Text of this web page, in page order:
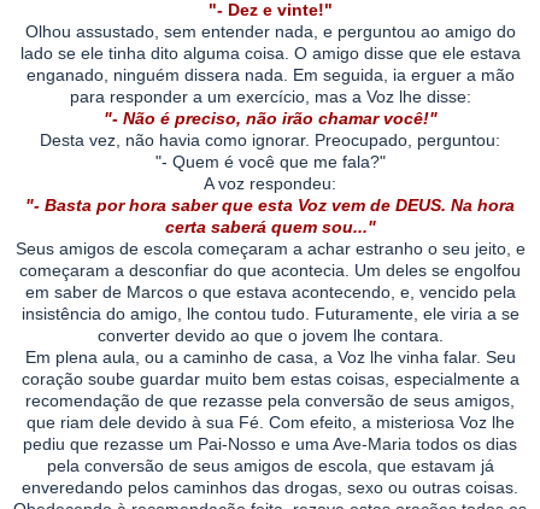
"- Dez e vinte!"
Olhou assustado, sem entender nada, e perguntou ao amigo do
lado se ele tinha dito alguma coisa. O amigo disse que ele estava
enganado, ninguém dissera nada. Em seguida, ia erguer a mão
para responder a um exercício, mas a Voz lhe disse:
"- Não é preciso, não irão chamar você!"
Desta vez, não havia como ignorar. Preocupado, perguntou:
"- Quem é você que me fala?"
A voz respondeu:
"- Basta por hora saber que esta Voz vem de DEUS. Na hora
certa saberá quem sou..."
Seus amigos de escola começaram a achar estranho o seu jeito, e
começaram a desconfiar do que acontecia. Um deles se engolfou
em saber de Marcos o que estava acontecendo, e, vencido pela
insistência do amigo, lhe contou tudo. Futuramente, ele viria a se
converter devido ao que o jovem lhe contara.
Em plena aula, ou a caminho de casa, a Voz lhe vinha falar. Seu
coração soube guardar muito bem estas coisas, especialmente a
recomendação de que rezasse pela conversão de seus amigos,
que riam dele devido à sua Fé. Com efeito, a misteriosa Voz lhe
pediu que rezasse um Pai-Nosso e uma Ave-Maria todos os dias
pela conversão de seus amigos de escola, que estavam já
enveredando pelos caminhos das drogas, sexo ou outras coisas.